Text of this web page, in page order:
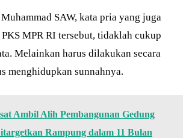
SAW, kata pria yang juga
MPR RI tersebut, tidaklah cukup
Melainkan harus dilakukan secara
menghidupkan sunnahnya.
Ambil Alih Pembangunan Gedung
Rampung dalam 11 Bulan